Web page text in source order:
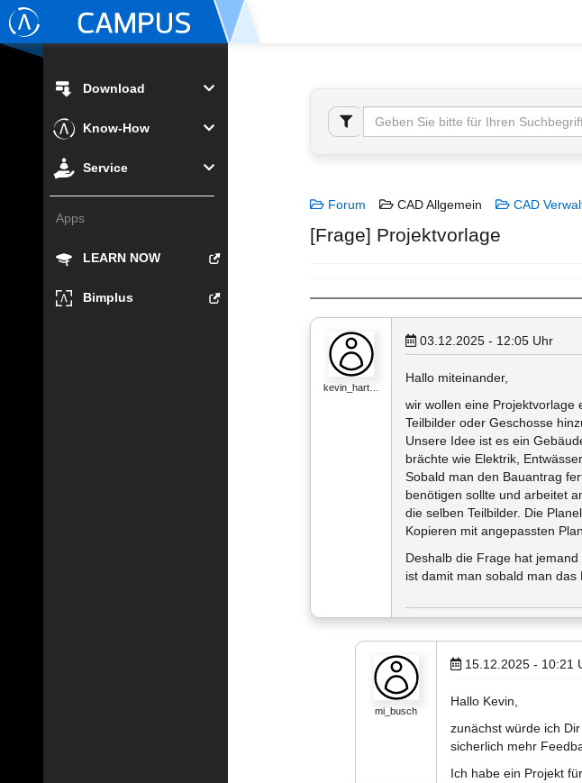
Download
Know-How
Service
Apps
LEARN NOW
Bimplus
Forum CAD Allgemein CAD
[Frage] Projektvorlage
kevin_hart…
03.12.2025 - 12:05 Uhr
Hallo miteinander,
wir wollen eine Projektvorlage
Teilbilder oder Geschosse
Unsere Idee ist es ein
brächte wie Elektrik,
Sobald man den Bauantrag
benötigen sollte und arbeitet
die selben Teilbilder. Die
Kopieren mit angepassten
Deshalb die Frage hat
ist damit man sobald man
mi_busch
15.12.2025 - 10:21
Hallo Kevin,
zunächst würde ich
sicherlich mehr
Ich habe ein Projekt